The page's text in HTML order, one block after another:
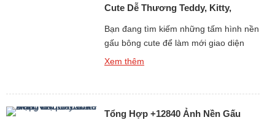
Cute Dễ Thương Teddy, Kitty,
Bạn đang tìm kiếm những tấm hình nền
gấu bông cute để làm mới giao diện
điện thoại hay máy tính mỗi ngày? Bộ
kế mềm mại, đáng yêu và […]
Xem thêm
Tổng Hợp +12840 Ảnh Nền Gấu